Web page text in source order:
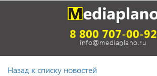
8 800 707-00-92
info@mediaplano.ru
Назад к списку новостей